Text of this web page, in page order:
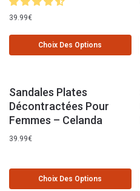
39.99€
Choix Des Options
Sandales Plates
Décontractées Pour
Femmes – Celanda
39.99€
Choix Des Options